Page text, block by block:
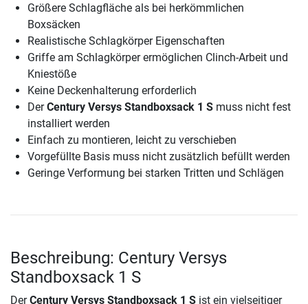
Größere Schlagfläche als bei herkömmlichen
Boxsäcken
Realistische Schlagkörper Eigenschaften
Griffe am Schlagkörper ermöglichen Clinch-Arbeit und
Kniestöße
Keine Deckenhalterung erforderlich
DerCentury Versys Standboxsack 1 S muss nicht fest
installiert werden
Einfach zu montieren, leicht zu verschieben
Vorgefüllte Basis muss nicht zusätzlich befüllt werden
Geringe Verformung bei starken Tritten und Schlägen
Beschreibung: Century Versys
Standboxsack 1 S
DerCentury Versys Standboxsack 1 S ist ein vielseitiger